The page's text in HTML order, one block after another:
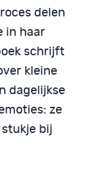
delen
in haar
schrijft
kleine
dagelijkse
ze
stukje bij